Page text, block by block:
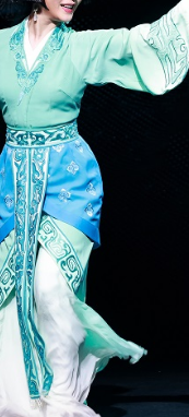
區全國政協委員考
南儋州以舊換新帶動
屬國企去年合計營
園閱讀活動解鎖閱
地漢樂藝術家齊聚
交部回應特朗普委